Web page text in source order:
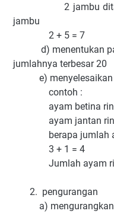
2 jambu
jambu
2 + 5 = 7
d) menentukan
jumlahnya terbesar 20
e) menyelesaikan
contoh :
ayam betina
ayam jantan
berapa jumlah
3 + 1 = 4
Jumlah ayam
2. pengurangan
a) mengurangkan